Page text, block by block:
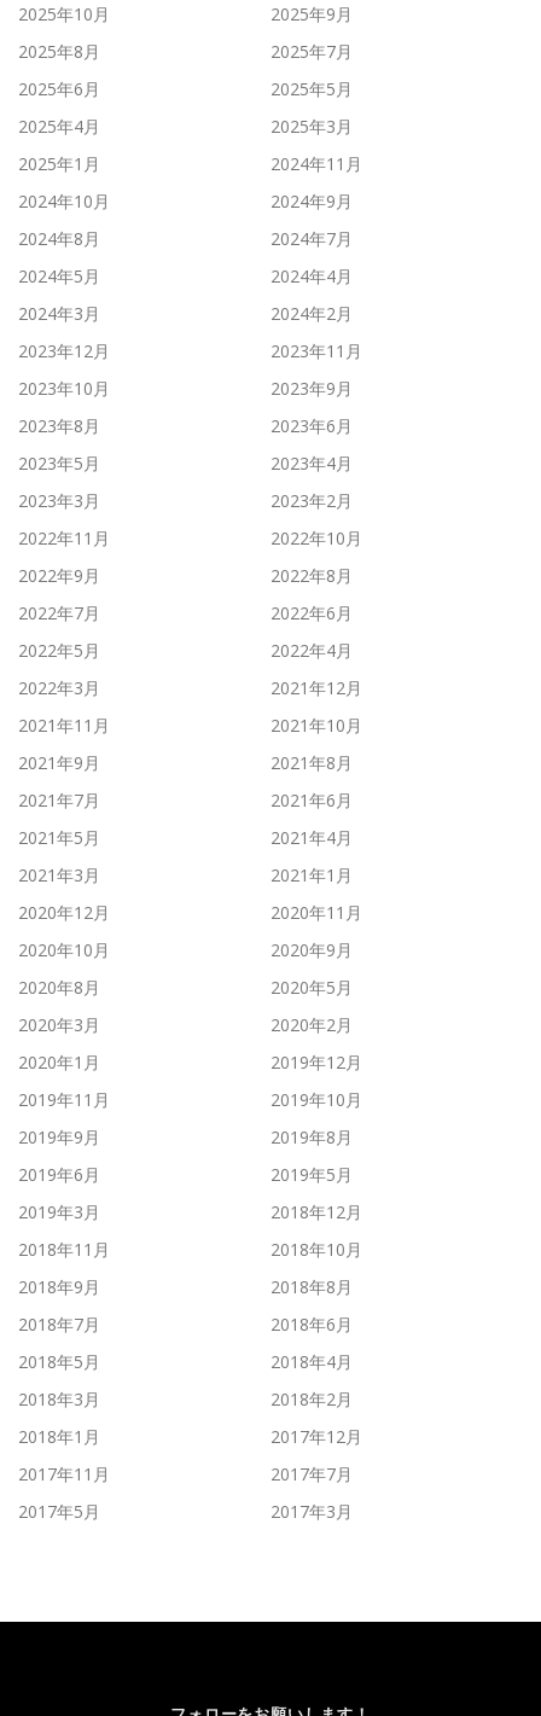
2025年10月
2025年9月
2025年8月
2025年7月
2025年6月
2025年5月
2025年4月
2025年3月
2025年1月
2024年11月
2024年10月
2024年9月
2024年8月
2024年7月
2024年5月
2024年4月
2024年3月
2024年2月
2023年12月
2023年11月
2023年10月
2023年9月
2023年8月
2023年6月
2023年5月
2023年4月
2023年3月
2023年2月
2022年11月
2022年10月
2022年9月
2022年8月
2022年7月
2022年6月
2022年5月
2022年4月
2022年3月
2021年12月
2021年11月
2021年10月
2021年9月
2021年8月
2021年7月
2021年6月
2021年5月
2021年4月
2021年3月
2021年1月
2020年12月
2020年11月
2020年10月
2020年9月
2020年8月
2020年5月
2020年3月
2020年2月
2020年1月
2019年12月
2019年11月
2019年10月
2019年9月
2019年8月
2019年6月
2019年5月
2019年3月
2018年12月
2018年11月
2018年10月
2018年9月
2018年8月
2018年7月
2018年6月
2018年5月
2018年4月
2018年3月
2018年2月
2018年1月
2017年12月
2017年11月
2017年7月
2017年5月
2017年3月